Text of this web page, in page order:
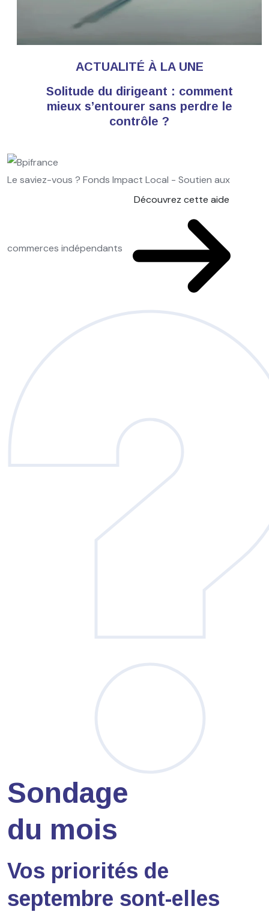
ACTUALITÉ À LA UNE
Solitude du dirigeant : comment
mieux s’entourer sans perdre le
contrôle ?
Le saviez-vous ? Fonds Impact Local - Soutien aux
commerces indépendants
Découvrez cette aide
Sondage
du mois
Vos priorités de
septembre sont-elles